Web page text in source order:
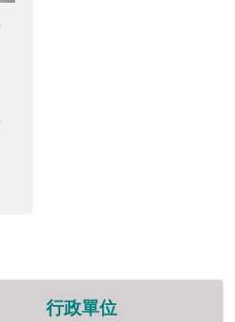
行政單位